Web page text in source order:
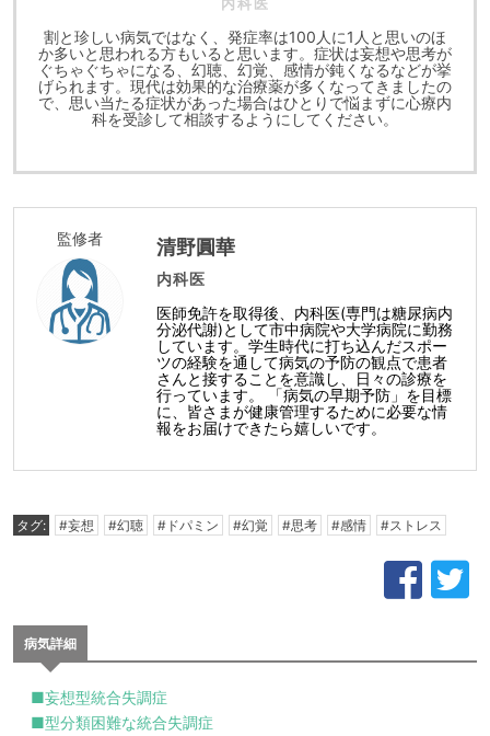
割と珍しい病気ではなく、発症率は100人に1人と思いのほ
か多いと思われる方もいると思います。症状は妄想や思考が
ぐちゃぐちゃになる、幻聴、幻覚、感情が鈍くなるなどが挙
げられます。現代は効果的な治療薬が多くなってきましたの
で、思い当たる症状があった場合はひとりで悩まずに心療内
科を受診して相談するようにしてください。
監修者 清野圓華
内科医
医師免許を取得後、内科医(専門は糖尿病内
分泌代謝)として市中病院や大学病院に勤務
しています。学生時代に打ち込んだスポー
ツの経験を通して病気の予防の観点で患者
さんと接することを意識し、日々の診療を
行っています。 「病気の早期予防」を目標
に、皆さまが健康管理するために必要な情
報をお届けできたら嬉しいです。
タグ: #妄想 #幻聴 #ドパミン #幻覚 #思考 #感情 #ストレス
病気詳細
■妄想型統合失調症
■型分類困難な統合失調症